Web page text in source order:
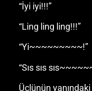
“İyi iyi!!!”
“Ling ling ling!!!”
“Yi~~~~~~~~~!”
“Sıs sıs
Üçlünün